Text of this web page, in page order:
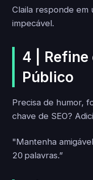
Claila responde em
impecável.
4 | Refine
Público
Precisa de humor,
chave de SEO?
"Mantenha
20 palavras.”